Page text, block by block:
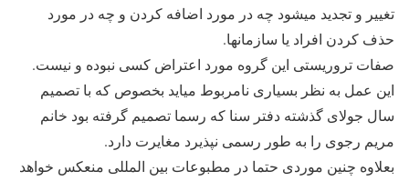
تغییر و تجدید میشود چه در مورد اضافه کردن و چه در مورد
حذف کردن افراد یا سازمانها.
صفات تروریستی این گروه مورد اعتراض کسی نبوده و نیست.
این عمل به نظر بسیاری نامربوط میاید بخصوص که با تصمیم
سال جولای گذشته دفتر سنا که رسما تصمیم گرفته بود خانم
مریم رجوی را به طور رسمی نپذیرد مغایرت دارد.
بعلاوه چنین موردی حتما در مطبوعات بین المللی منعکس خواهد